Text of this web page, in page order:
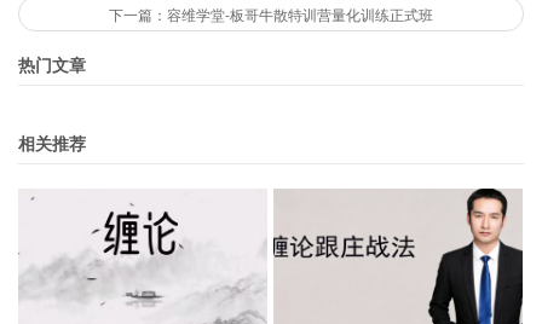
下一篇：容维学堂-板哥牛散特训营量化训练正式班
热门文章
相关推荐